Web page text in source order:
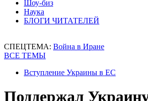
Шоу-биз
Наука
БЛОГИ ЧИТАТЕЛЕЙ
СПЕЦТЕМА: Война в Иране
ВСЕ ТЕМЫ
Вступление Украины в ЕС
Поддержал